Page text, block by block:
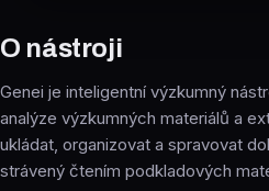
O nástroji
Genei je inteligentní výzkumný
analýze výzkumných materiálů a
ukládat, organizovat a spravovat
strávený čtením podkladových